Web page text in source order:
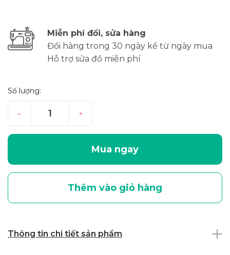
Miễn phí đổi, sửa hàng
Đổi hàng trong 30 ngày kể từ ngày mua
Hỗ trợ sửa đồ miễn phí
Số lượng:
– +
Mua ngay
Thêm vào giỏ hàng
Thông tin chi tiết sản phẩm